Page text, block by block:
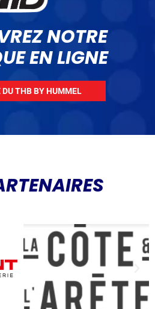
NOTRE
EN LIGNE
DU THB BY HUMMEL